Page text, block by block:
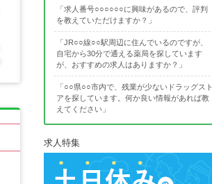
「求人番号○○○○○○に興味があるので、評判
を教えていただけますか？」
「JR○○線○○駅周辺に住んでいるのですが、
自宅から30分で通える薬局を探しています
が、おすすめの求人はありますか？」
「○○県○○市内で、残業が少ないドラッグスト
アを探しています。何か良い情報があれば教
えてください」
求人特集